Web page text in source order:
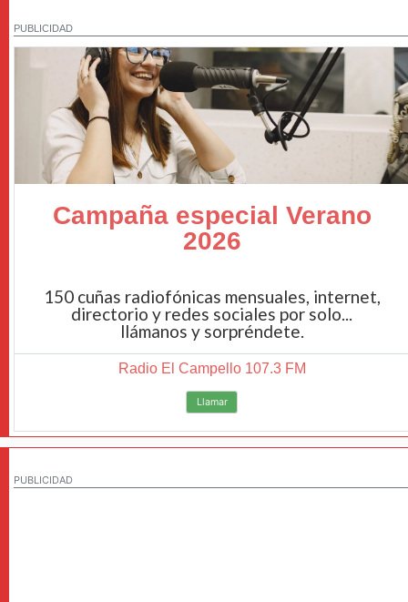
PUBLICIDAD
Campaña especial Verano
2026
150 cuñas radiofónicas mensuales, internet,
directorio y redes sociales por solo...
llámanos y sorpréndete.
Radio El Campello 107.3 FM
Llamar
PUBLICIDAD